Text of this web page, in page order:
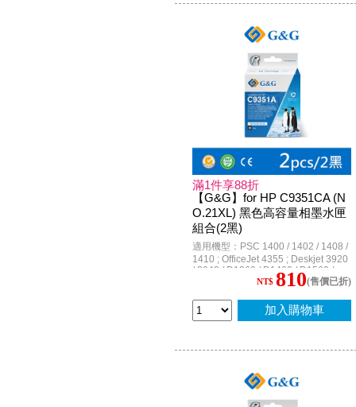
滿1件享88折
【G&G】for HP C9351CA (N
O.21XL) 黑色高容量相墨水匣
組合(2黑)
適用機型：PSC 1400 / 1402 / 1408 /
1410 ; OfficeJet 4355 ; Deskjet 3920
/ 3940 / D1360 / D1460 / D1560 /
D2360 / D2460 / D3160 / F370 /
F2280 / F4185 / F4285
NT$ 810(售價已折)
加入購物車